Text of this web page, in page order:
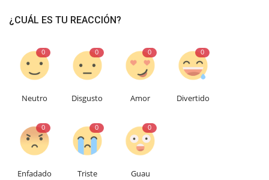
¿CUÁL ES TU REACCIÓN?
0
Neutro
0
Disgusto
0
Amor
0
Divertido
0
Enfadado
0
Triste
0
Guau